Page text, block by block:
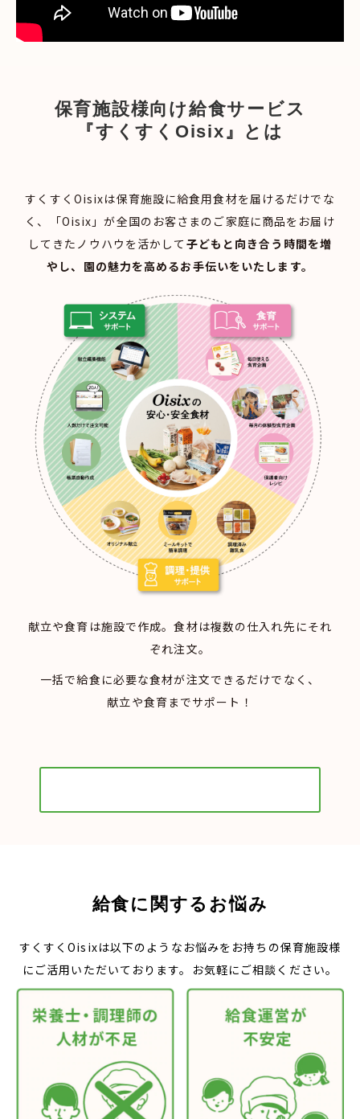
保育施設様向け給食サービス
『すくすくOisix』とは
すくすくOisixは保育施設に給食用食材を届けるだけでな
く、「Oisix」が全国のお客さまのご家庭に商品をお届け
してきたノウハウを活かして 子どもと向き合う時間を増
やし、園の魅力を高めるお手伝いをいたします。
献立や食育は施設で作成。食材は複数の仕入れ先にそれ
ぞれ注文。
一括で給食に必要な食材が注文できるだけでなく、
献立や食育までサポート！
給食に関するお悩み
すくすくOisixは以下のようなお悩みをお持ちの保育施設様
にご活用いただいております。お気軽にご相談ください。